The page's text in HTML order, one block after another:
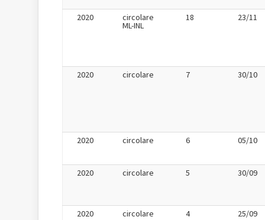
2020 circolare
ML-INL
18 23/11
2020 circolare 7 30/10
2020 circolare 6 05/10
2020 circolare 5 30/09
2020 circolare 4 25/09